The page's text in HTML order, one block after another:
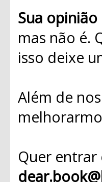
Sua
mas não é.
isso deixe
Além de
Quer entrar